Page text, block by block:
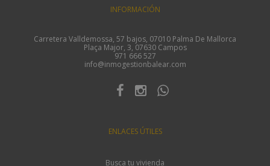
INFORMACIÓN
Carretera Valldemossa, 57 bajos, 07010 Palma De Mallorca
Plaça Major, 3, 07630 Campos
971 666 527
info@inmogestionbalear.com
ENLACES ÚTILES
Busca tu vivienda